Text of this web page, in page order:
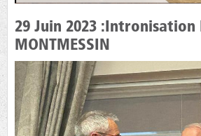
29 Juin 2023
MONTMESSIN